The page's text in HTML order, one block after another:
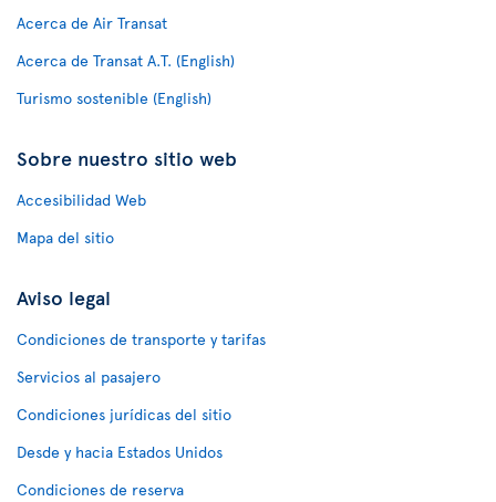
Acerca de Air Transat
Acerca de Transat A.T. (English)
Turismo sostenible (English)
Sobre nuestro sitio web
Accesibilidad Web
Mapa del sitio
Aviso legal
Condiciones de transporte y tarifas
Servicios al pasajero
Condiciones jurídicas del sitio
Desde y hacia Estados Unidos
Condiciones de reserva